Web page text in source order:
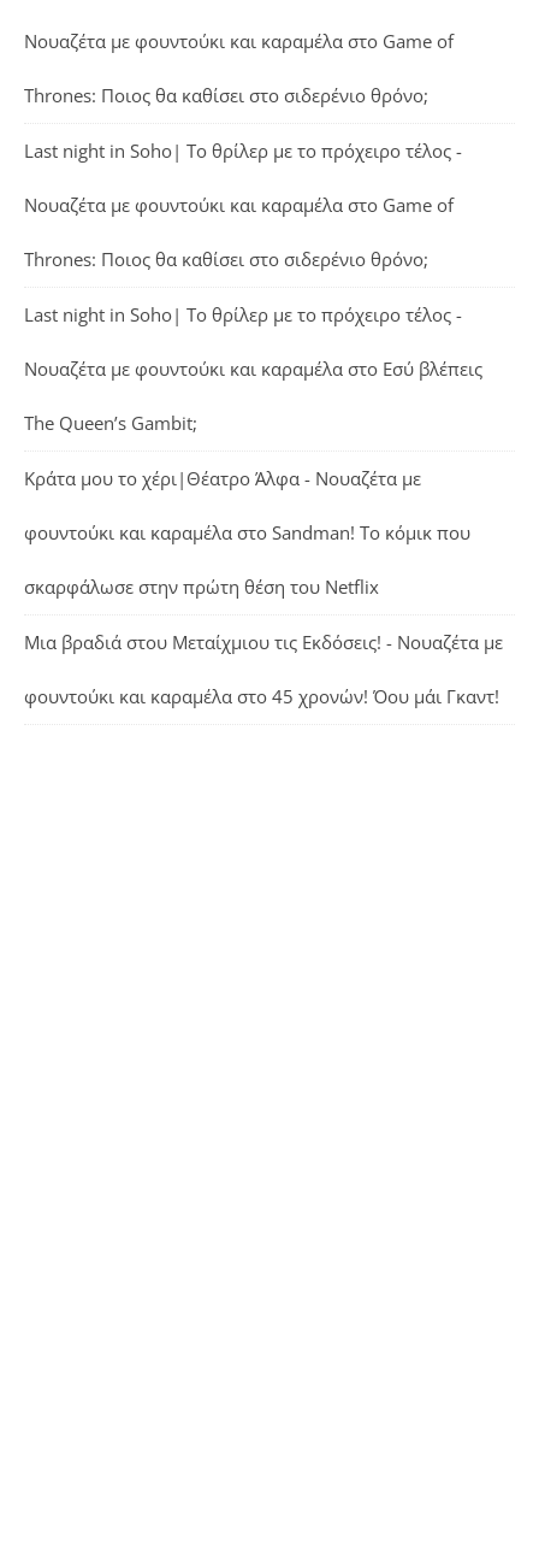
Νουαζέτα με φουντούκι και καραμέλα στο Game of
Thrones: Ποιος θα καθίσει στο σιδερένιο θρόνο;
Last night in Soho| Το θρίλερ με το πρόχειρο τέλος -
Νουαζέτα με φουντούκι και καραμέλα στο Game of
Thrones: Ποιος θα καθίσει στο σιδερένιο θρόνο;
Last night in Soho| Το θρίλερ με το πρόχειρο τέλος -
Νουαζέτα με φουντούκι και καραμέλα στο Εσύ βλέπεις
The Queen’s Gambit;
Κράτα μου το χέρι|Θέατρο Άλφα - Νουαζέτα με
φουντούκι και καραμέλα στο Sandman! Το κόμικ που
σκαρφάλωσε στην πρώτη θέση του Netflix
Μια βραδιά στου Μεταίχμιου τις Εκδόσεις! - Νουαζέτα με
φουντούκι και καραμέλα στο 45 χρονών! Όου μάι Γκαντ!